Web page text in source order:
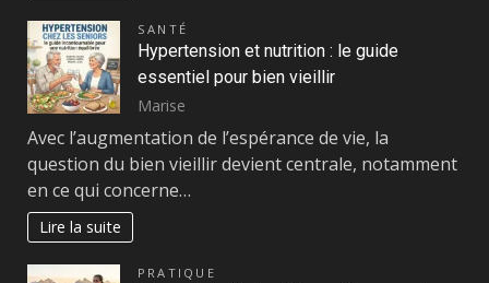
SANTÉ
Hypertension et nutrition : le guide
essentiel pour bien vieillir
Marise
Avec l’augmentation de l’espérance de vie, la
question du bien vieillir devient centrale, notamment
en ce qui concerne…
Lire la suite
PRATIQUE